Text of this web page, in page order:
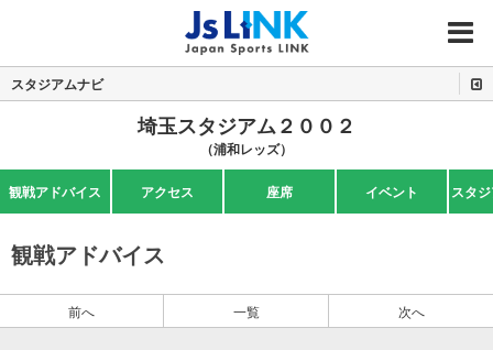
MENU
スタジアムナビ
埼玉スタジアム２００２
（浦和レッズ）
観戦アドバイス アクセス 座席 イベント スタ
観戦アドバイス
前へ 一覧 次へ